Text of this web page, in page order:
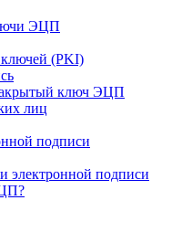
ЭЦП
(PKI)
ключ ЭЦП
лиц
подписи
электронной подписи